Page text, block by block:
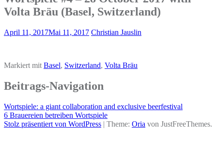
Volta Bräu (Basel, Switzerland)
April 11, 2017Mai 11, 2017 Christian Jauslin
Markiert mit Basel, Switzerland, Volta Bräu
Beitrags-Navigation
Wortspiele: a giant collaboration and exclusive beerfestival
6 Brauereien betreiben Wortspiele
Stolz präsentiert von WordPress | Theme: Oria von JustFreeThemes.